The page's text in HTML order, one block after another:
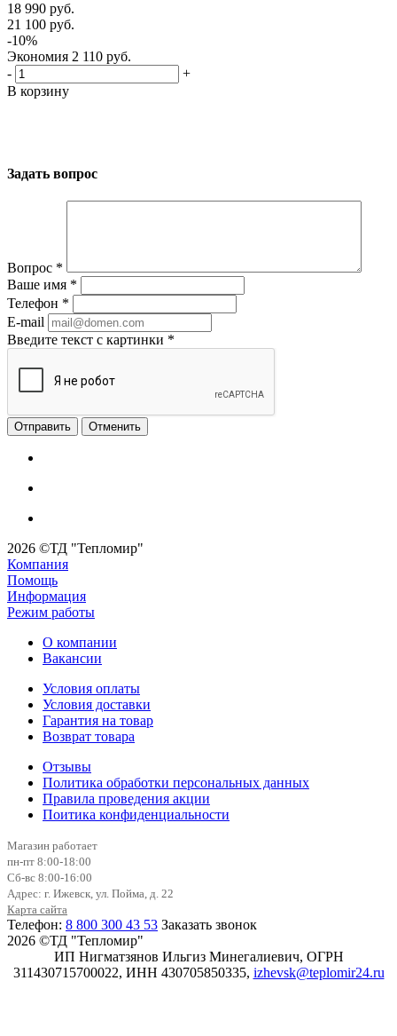
18 990 руб.
21 100 руб.
-10%
Экономия 2 110 руб.
-
+
В корзину
Задать вопрос
Вопрос *
Ваше имя *
Телефон *
E-mail
Введите текст с картинки *
Отменить
2026 ©ТД "Тепломир"
Компания
Помощь
Информация
Режим работы
О компании
Вакансии
Условия оплаты
Условия доставки
Гарантия на товар
Возврат товара
Отзывы
Политика обработки персональных данных
Правила проведения акции
Поитика конфиденциальности
Магазин работает
пн-пт 8:00-18:00
Сб-вс 8:00-16:00
Адрес: г. Ижевск, ул. Пойма, д. 22
Карта сайта
Телефон: 8 800 300 43 53 Заказать звонок
2026 ©ТД "Тепломир"
ИП Нигматзянов Ильгиз Минегалиевич, ОГРН
311430715700022, ИНН 430705850335, izhevsk@teplomir24.ru